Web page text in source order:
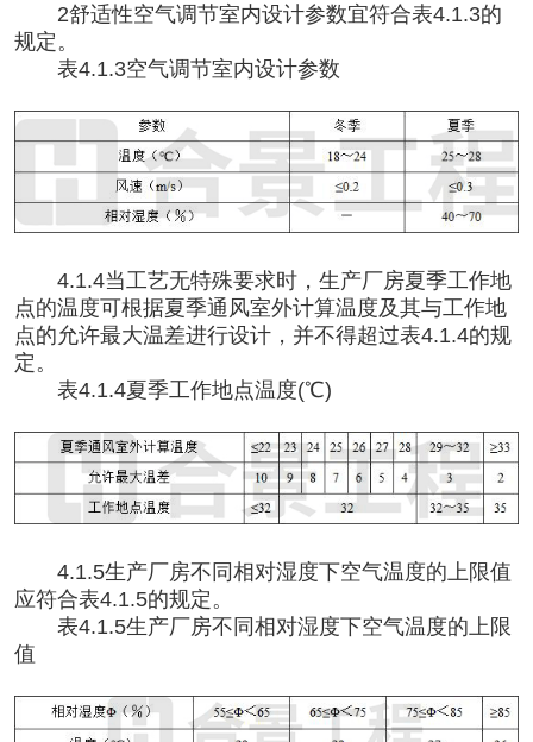
2舒适性空气调节室内设计参数宜符合表4.1.3的
规定。
表4.1.3空气调节室内设计参数
4.1.4当工艺无特殊要求时，生产厂房夏季工作地
点的温度可根据夏季通风室外计算温度及其与工作地
点的允许最大温差进行设计，并不得超过表4.1.4的规
定。
表4.1.4夏季工作地点温度(℃)
4.1.5生产厂房不同相对湿度下空气温度的上限值
应符合表4.1.5的规定。
表4.1.5生产厂房不同相对湿度下空气温度的上限
值